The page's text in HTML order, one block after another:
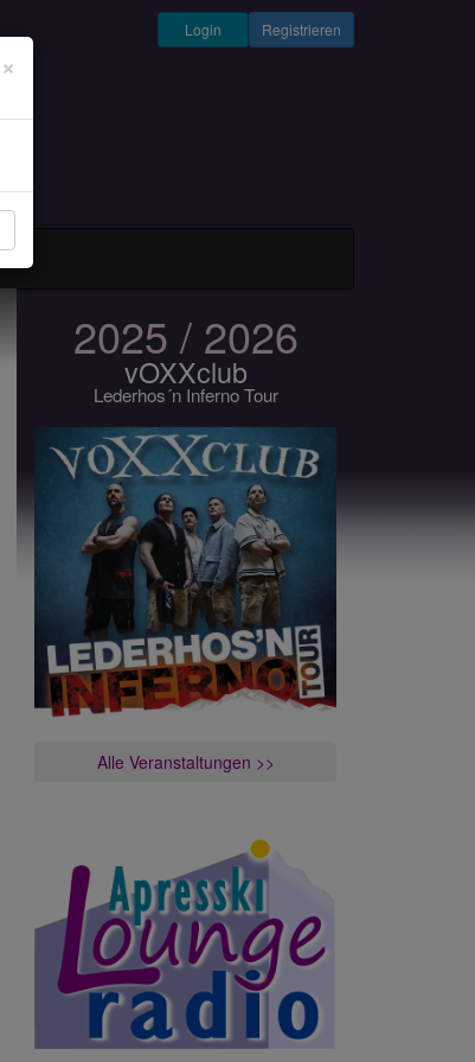
Registrieren
Login
×
2025 / 2026
vOXXclub
Lederhos´n Inferno Tour
Alle Veranstaltungen >>